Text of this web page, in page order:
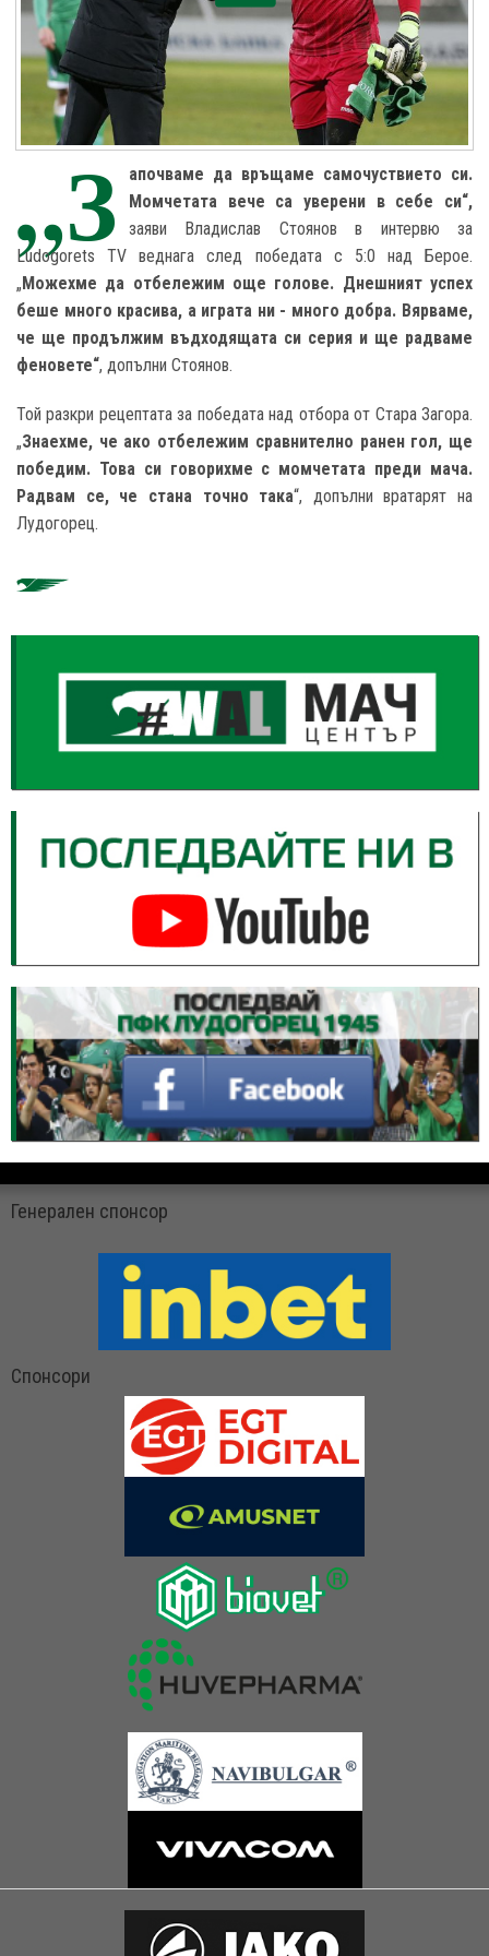
„З
апочваме да връщаме самочуствието си.
Момчетата вече са уверени в себе си“,
заяви Владислав Стоянов в интервю за
Ludogorets TV веднага след победата с 5:0 над Берое.
„ Можехме да отбележим още голове. Днешният успех
беше много красива, а играта ни - много добра. Вярваме,
че ще продължим въдходящата си серия и ще радваме
феновете“, допълни Стоянов.
Той разкри рецептата за победата над отбора от Стара Загора.
„Знаехме, че ако отбележим сравнително ранен гол, ще
победим. Това си говорихме с момчетата преди мача.
Радвам се, че стана точно така“, допълни вратарят на
Лудогорец.
Генерален спонсор
Спонсори